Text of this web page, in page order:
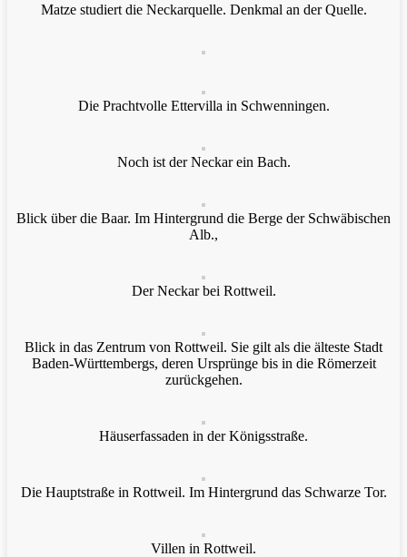
Matze studiert die Neckarquelle. Denkmal an der Quelle.
Die Prachtvolle Ettervilla in Schwenningen.
Noch ist der Neckar ein Bach.
Blick über die Baar. Im Hintergrund die Berge der Schwäbischen
Alb.,
Der Neckar bei Rottweil.
Blick in das Zentrum von Rottweil. Sie gilt als die älteste Stadt
Baden-Württembergs, deren Ursprünge bis in die Römerzeit
zurückgehen.
Häuserfassaden in der Königsstraße.
Die Hauptstraße in Rottweil. Im Hintergrund das Schwarze Tor.
Villen in Rottweil.